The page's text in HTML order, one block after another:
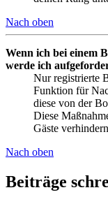
Nach oben
Wenn ich bei einem
werde ich
Nur registrierte
Funktion für
diese von der
Diese
Gäste
Nach oben
Beiträge